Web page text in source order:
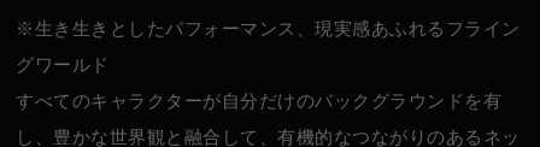
※生き生きとしたパフォーマンス、現実感あふれるフライン
グワールド
すべてのキャラクターが自分だけのバックグラウンドを有
し、豊かな世界観と融合して、有機的なつながりのあるネッ